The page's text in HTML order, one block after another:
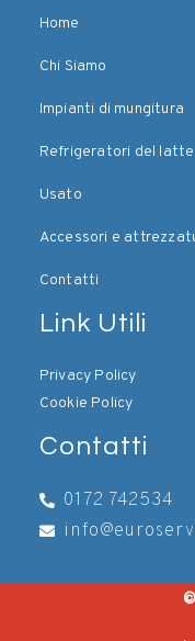
Home
Chi Siamo
Impianti di mungitura
Refrigeratori del latte
Usato
Accessori e
Contatti
Link Utili
Privacy Policy
Cookie Policy
Contatti
0172 742534
©